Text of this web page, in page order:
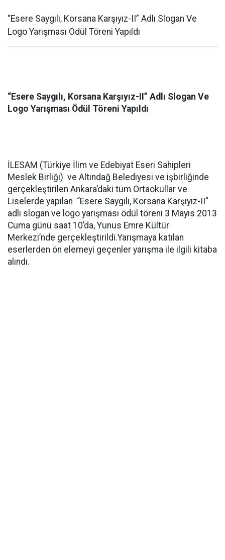
“Esere Saygılı, Korsana Karşıyız-II” Adlı Slogan Ve
Logo Yarışması Ödül Töreni Yapıldı
“Esere Saygılı, Korsana Karşıyız-II” Adlı Slogan Ve
Logo Yarışması Ödül Töreni Yapıldı
İLESAM (Türkiye İlim ve Edebiyat Eseri Sahipleri
Meslek Birliği) ve Altındağ Belediyesi ve işbirliğinde
gerçekleştirilen Ankara’daki tüm Ortaokullar ve
Liselerde yapılan “Esere Saygılı, Korsana Karşıyız-II”
adlı slogan ve logo yarışması ödül töreni 3 Mayıs 2013
Cuma günü saat 10’da, Yunus Emre Kültür
Merkezi’nde gerçekleştirildi.Yarışmaya katılan
eserlerden ön elemeyi geçenler yarışma ile ilgili kitaba
alındı.